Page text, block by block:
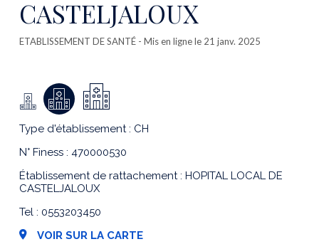
CASTELJALOUX
ETABLISSEMENT DE SANTÉ - Mis en ligne le 21 janv. 2025
Type d'établissement : CH
N° Finess : 470000530
Établissement de rattachement : HOPITAL LOCAL DE
CASTELJALOUX
Tel : 0553203450
VOIR SUR LA CARTE